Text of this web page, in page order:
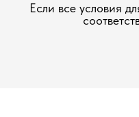
Если все условия